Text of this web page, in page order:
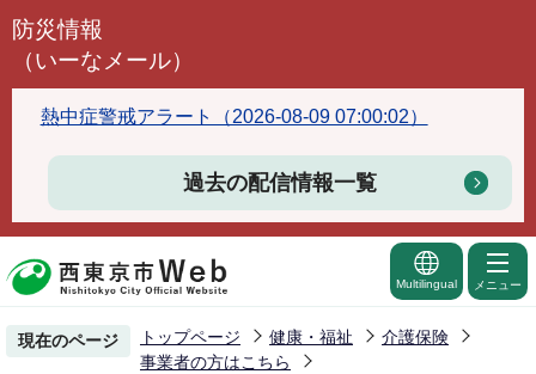
こ
頭
で
防災情報
（いーなメール）
熱中症警戒アラート（2026-08-09 07:00:02）
過去の配信情報一覧
Multilingual メニュー
現在のページ トップページ 健康・福祉
介護保険
事業者の方はこちら